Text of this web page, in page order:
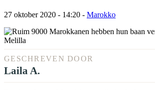
27 oktober 2020 - 14:20 - Marokko
GESCHREVEN DOOR
Laila A.